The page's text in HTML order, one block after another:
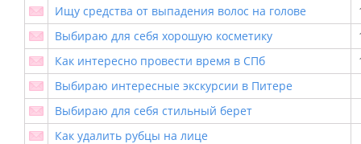
Ищу средства от выпадения волос на голове
Выбираю для себя хорошую косметику
Как интересно провести время в СПб
Выбираю интересные экскурсии в Питере
Выбираю для себя стильный берет
Как удалить рубцы на лице